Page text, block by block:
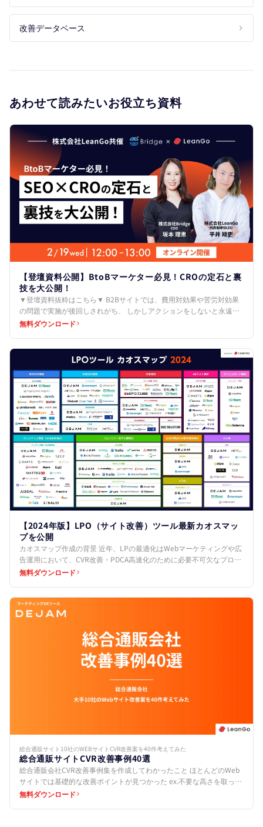
改善データベース
あわせて読みたいお役立ち資料
【登壇資料公開】BtoBマーケター必見！CROの定石と裏
技を大公開！
▼登壇資料抜粋はこちら▼ B2Bサイトでは、費用対効果や苦労対効果
の問題で実施が後回しされがち、 しかしアクションをしないと永遠に
機会損失をします。 ↓ 定石パート 1.簡単でもい…
無料ダウンロード
【2024年版】LPO（サイト改善）ツール最新カオスマッ
プを公開
カオスマップ作成の背景 近年、LPの最適化はWebマーケティングや広
告運用において、CVR改善・PDCA高速化のために必要不可欠なプロセ
スとなっています。 しかし、その最適化プロセ…
無料ダウンロード
総合通販サイト10社のWEBサイトCVR改善案を40件考えてみた
総合通販サイトCVR改善事例40選
総合通販会社CVR改善事例集を作成してわかったこと ほとんどのWeb
サイトでは基礎的な改善ポイントが見つかった ex.不要な高さを取って
いる、CTAボタンを設置していないなど 共通…
無料ダウンロード